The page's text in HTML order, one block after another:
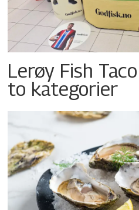
Lerøy Fish
to kategorier